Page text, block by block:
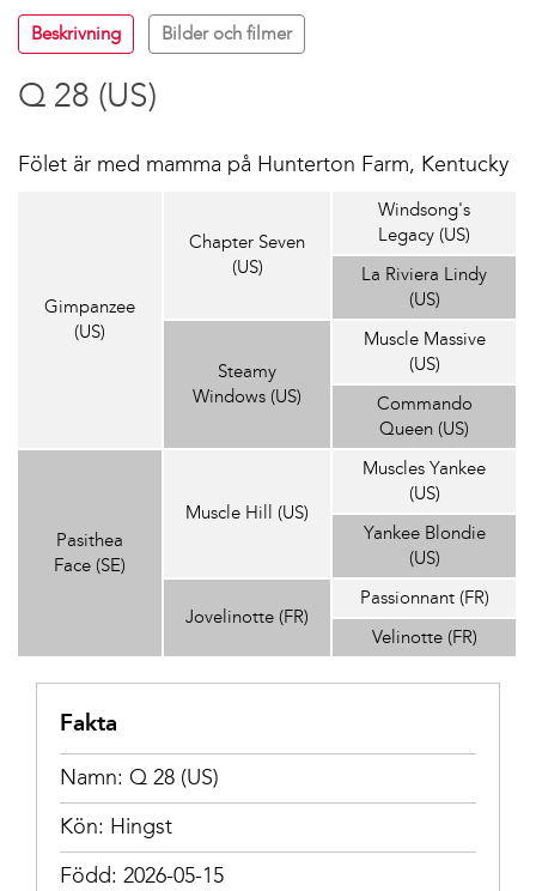
Beskrivning Bilder och filmer
Q 28 (US)
Fölet är med mamma på Hunterton Farm, Kentucky
Gimpanzee
(US)
Chapter Seven
(US)
Windsong's
Legacy (US)
La Riviera Lindy
(US)
Steamy
Windows (US)
Muscle Massive
(US)
Commando
Queen (US)
Pasithea
Face (SE)
Muscle Hill (US)
Muscles Yankee
(US)
Yankee Blondie
(US)
Jovelinotte (FR)
Passionnant (FR)
Velinotte (FR)
Fakta
Namn: Q 28 (US)
Kön: Hingst
Född: 2026-05-15